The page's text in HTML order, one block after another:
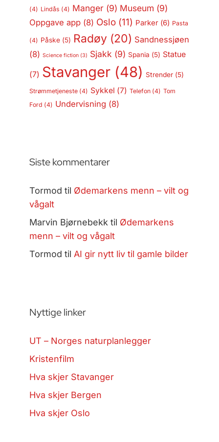
(4) Lindås (4) Manger(9) Museum (9)
Oppgave app(8) Oslo(11) Parker(6) Pasta
(4) Påske(5) Radøy(20) Sandnessjøen
(8) Science fiction(3) Sjakk (9) Spania (5) Statue
(7) Stavanger(48) Strender(5)
Strømmetjeneste(4) Sykkel (7) Telefon(4) Tom
Ford (4) Undervisning (8)
Siste kommentarer
Tormod til Ødemarkens menn – vilt og
vågalt
Marvin Bjørnebekk til Ødemarkens
menn – vilt og vågalt
Tormod til AI gir nytt liv til gamle bilder
Nyttige linker
UT – Norges naturplanlegger
Kristenfilm
Hva skjer Stavanger
Hva skjer Bergen
Hva skjer Oslo